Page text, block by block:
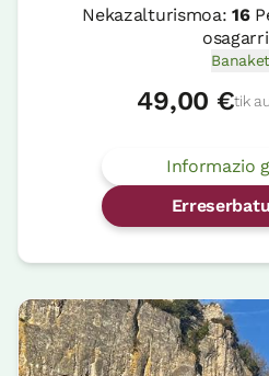
Nekazalturismoa: 16
49,00 €tik
Informazio